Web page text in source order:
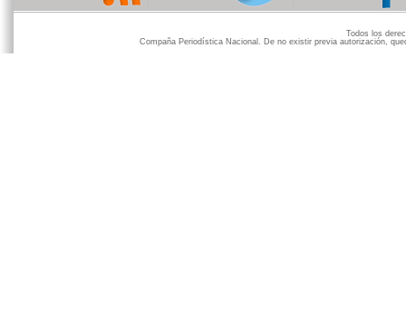
Todos los
Compaña Periodística Nacional. De no existir previa autorización,